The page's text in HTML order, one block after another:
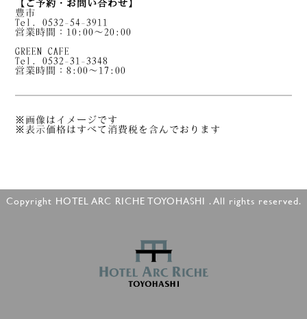
【ご予約・お問い合わせ】
豊市
Tel. 0532-54-3911
営業時間：10:00～20:00
GREEN CAFE
Tel. 0532-31-3348
営業時間：8:00～17:00
※画像はイメージです
※表示価格はすべて消費税を含んでおります
Copyright HOTEL ARC RICHE TOYOHASHI . All rights reserved.